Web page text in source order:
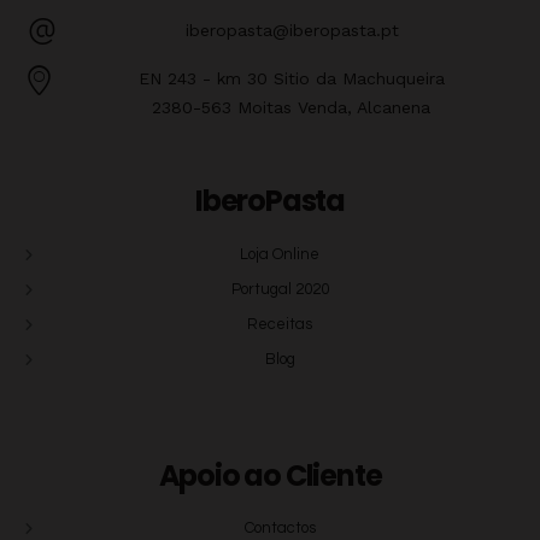
iberopasta@iberopasta.pt
EN 243 - km 30 Sitio da Machuqueira
2380-563 Moitas Venda, Alcanena
IberoPasta
Loja Online
Portugal 2020
Receitas
Blog
Apoio ao Cliente
Contactos